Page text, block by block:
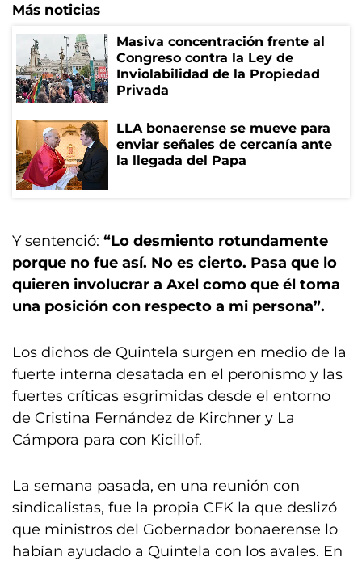
Más noticias
Masiva concentración frente al
Congreso contra la Ley de
Inviolabilidad de la Propiedad
Privada
LLA bonaerense se mueve para
enviar señales de cercanía ante
la llegada del Papa
Y sentenció: “Lo desmiento rotundamente
porque no fue así. No es cierto. Pasa que lo
quieren involucrar a Axel como que él toma
una posición con respecto a mi persona”.
Los dichos de Quintela surgen en medio de la
fuerte interna desatada en el peronismo y las
fuertes críticas esgrimidas desde el entorno
de Cristina Fernández de Kirchner y La
Cámpora para con Kicillof.
La semana pasada, en una reunión con
sindicalistas, fue la propia CFK la que deslizó
que ministros del Gobernador bonaerense lo
habían ayudado a Quintela con los avales. En